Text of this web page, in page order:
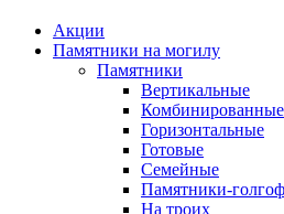
Акции
Памятники на могилу
Памятники
Вертикальные
Комбинированные
Горизонтальные
Готовые
Семейные
Памятники-
На троих